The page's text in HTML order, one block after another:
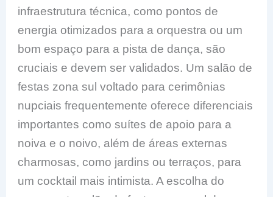
infraestrutura técnica, como pontos de
energia otimizados para a orquestra ou um
bom espaço para a pista de dança, são
cruciais e devem ser validados. Um salão de
festas zona sul voltado para cerimônias
nupciais frequentemente oferece diferenciais
importantes como suítes de apoio para a
noiva e o noivo, além de áreas externas
charmosas, como jardins ou terraços, para
um cocktail mais intimista. A escolha do